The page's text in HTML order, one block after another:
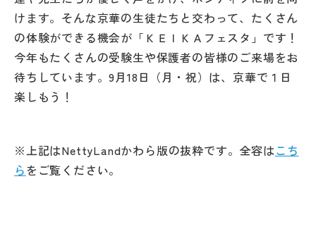
けます。そんな京華の生徒たちと交わって、たくさん
の体験ができる機会が「ＫＥＩＫＡフェスタ」です！
今年もたくさんの受験生や保護者の皆様のご来場をお
待ちしています。9月18日（月・祝）は、京華で１日
楽しもう！
※上記はNettyLandかわら版の抜粋です。全容はこち
ら をご覧ください。